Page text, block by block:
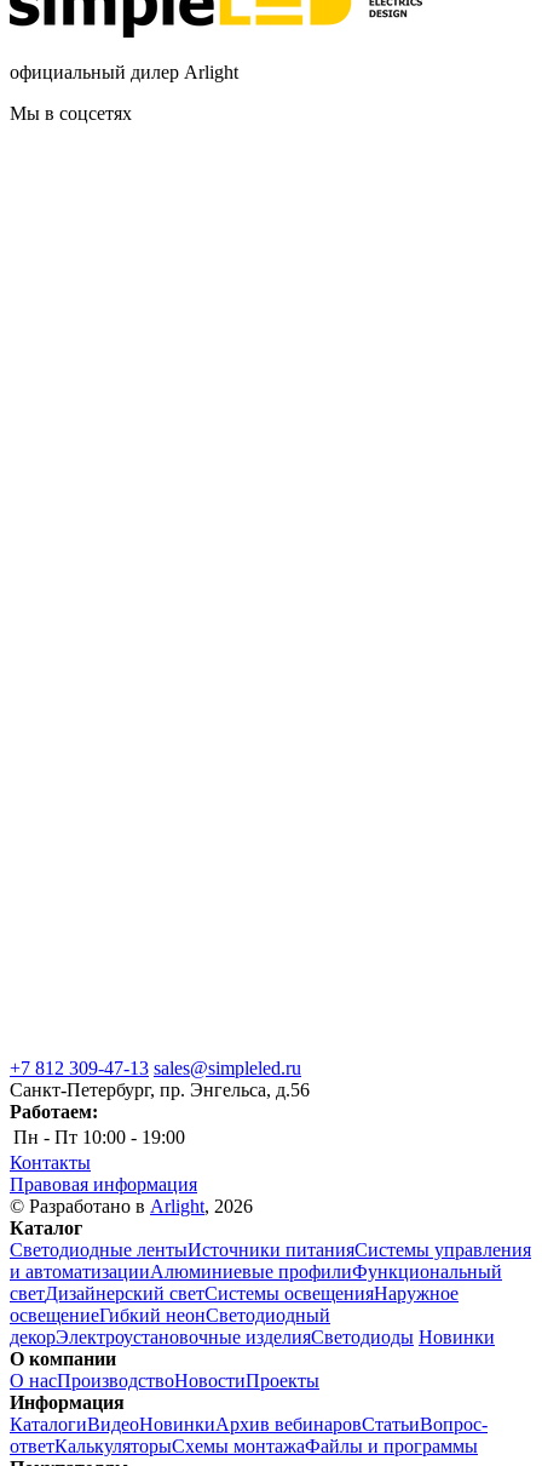
официальный дилер Arlight
Мы в соцсетях
+7 812 309-47-13 sales@simpleled.ru
Санкт-Петербург, пр. Энгельса, д.56
Работаем:
Пн - Пт 10:00 - 19:00
Контакты
Правовая информация
© Разработано в Arlight, 2026
Каталог
Светодиодные лентыИсточники питанияСистемы управления
и автоматизацииАлюминиевые профилиФункциональный
светДизайнерский светСистемы освещенияНаружное
освещениеГибкий неонСветодиодный
декорЭлектроустановочные изделияСветодиоды Новинки
О компании
О насПроизводствоНовостиПроекты
Информация
КаталогиВидеоНовинкиАрхив вебинаровСтатьиВопрос-
ответКалькуляторыСхемы монтажаФайлы и программы